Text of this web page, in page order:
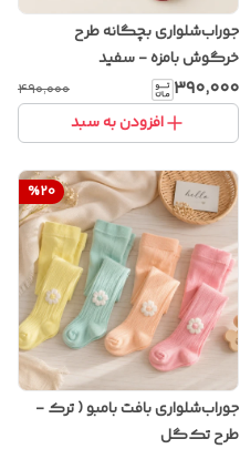
جوراب‌شلواری بچگانه طرح
خرگوش بامزه - سفید
۳۹۰٬۰۰۰ ۴۹۰٬۰۰۰
افزودن به سبد
%20
جوراب‌شلواری بافت بامبو ( ترک -
طرح تک‌گل